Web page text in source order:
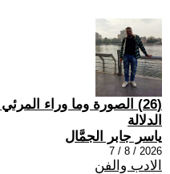
(26) الصورة وما وراء
الدلالة
ياسر جابر الجمَّال
2026 / 8 / 7
الادب والفن